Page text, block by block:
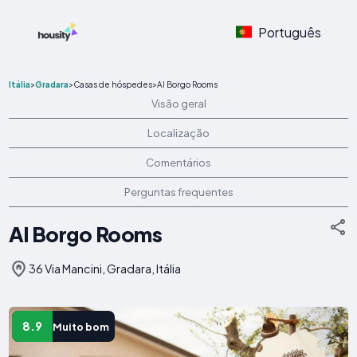
Português
Itália>Gradara>Casas de hóspedes>Al Borgo Rooms
Visão geral
Localização
Comentários
Perguntas frequentes
Al Borgo Rooms
36 Via Mancini, Gradara, Itália
8.9 Muito bom